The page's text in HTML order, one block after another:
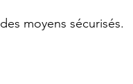
moyens sécurisés.